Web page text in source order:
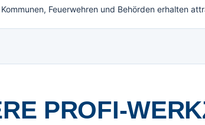
Feuerwehren und Behörden erhalten
PROFI-